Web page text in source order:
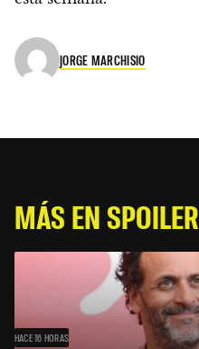
JORGE MARCHISIO
MÁS EN SPOILER
HACE 16 HORAS